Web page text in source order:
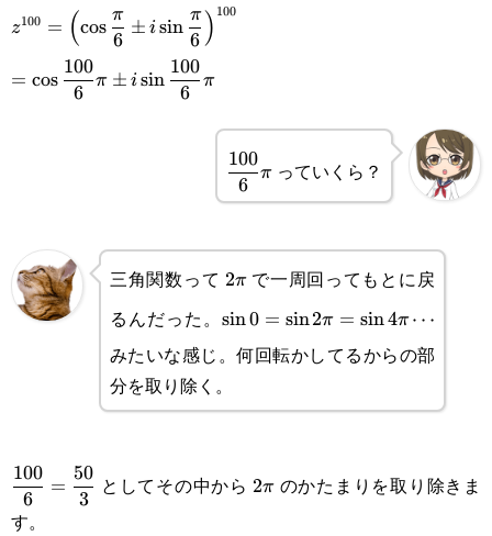
{n\theta}
{6}\pm
i\sin\frac{\pi}
{6}
\displaystyle
z^{100}=\left(\cos\frac{\pi}
{6}\pm i\sin\frac{\pi}
z100 = (cos
6
π
± isin
6
π ) 100
\displaystyle
=\cos\frac{100}
= cos
6
100
π ± isin
6
100
π
\displaystyle
\frac{100}
6
100
π っていくら？
三角関数って 2\pi
2πで一周回ってもとに戻
るんだった。 \sin
0=\sin
sin0 = sin2π = sin4π ⋯
みたいな感じ。何回転かしてるからの部
分を取り除く。
\displaystyle
\frac{100}
6
100
=
3
50 としてその中から 2π のかたまりを取り除きま
す。